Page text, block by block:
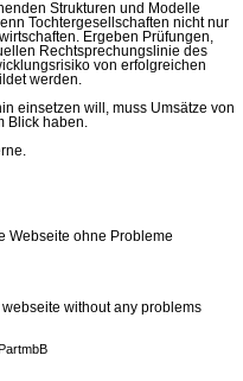
Strukturen und Modelle
Tochtergesellschaften nicht nur
Ergeben Prüfungen,
Rechtsprechungslinie des
von erfolgreichen
werden.
einsetzen will, muss Umsätze von
Blick haben.
Webseite ohne Probleme
without any problems